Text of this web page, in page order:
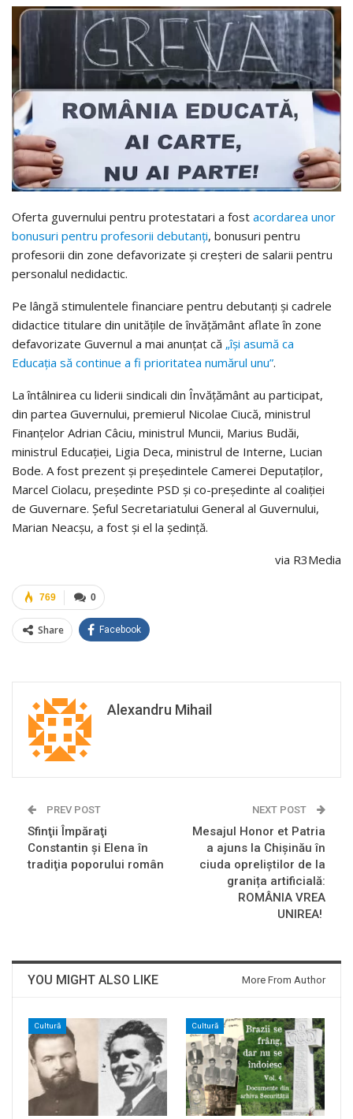
Oferta guvernului pentru protestatari a fost acordarea unor
bonusuri pentru profesorii debutanți, bonusuri pentru
profesorii din zone defavorizate și creșteri de salarii pentru
personalul nedidactic.
Pe lângă stimulentele financiare pentru debutanți și cadrele
didactice titulare din unitățile de învățământ aflate în zone
defavorizate Guvernul a mai anunțat că „își asumă ca
Educația să continue a fi prioritatea numărul unu”.
La întâlnirea cu liderii sindicali din Învățământ au participat,
din partea Guvernului, premierul Nicolae Ciucă, ministrul
Finanțelor Adrian Câciu, ministrul Muncii, Marius Budăi,
ministrul Educației, Ligia Deca, ministrul de Interne, Lucian
Bode. A fost prezent și președintele Camerei Deputaților,
Marcel Ciolacu, președinte PSD și co-președinte al coaliției
de Guvernare. Șeful Secretariatului General al Guvernului,
Marian Neacșu, a fost și el la ședință.
via R3Media
0
769
Share Facebook
Alexandru Mihail
PREV POST
Sfinţii Împăraţi
Constantin şi Elena în
tradiţia poporului român
NEXT POST
Mesajul Honor et Patria
a ajuns la Chișinău în
ciuda opreliștilor de la
granița artificială:
ROMÂNIA VREA
UNIREA!
YOU MIGHT ALSO LIKE More From Author
Cultură Cultură